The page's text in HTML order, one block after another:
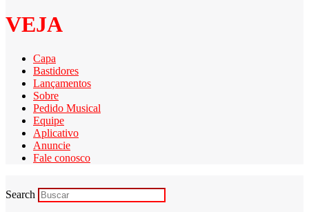
VEJA
Capa
Bastidores
Lançamentos
Sobre
Pedido Musical
Equipe
Aplicativo
Anuncie
Fale conosco
Search